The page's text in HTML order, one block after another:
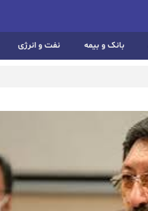
بانک و بیمه نفت و انرژی